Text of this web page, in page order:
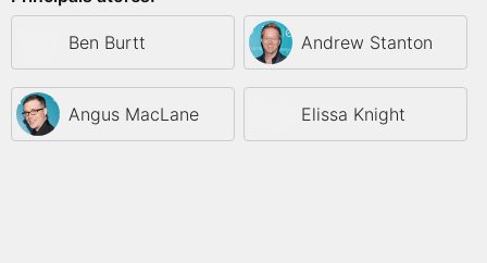
Ben Burtt Andrew Stanton
Angus MacLane Elissa Knight